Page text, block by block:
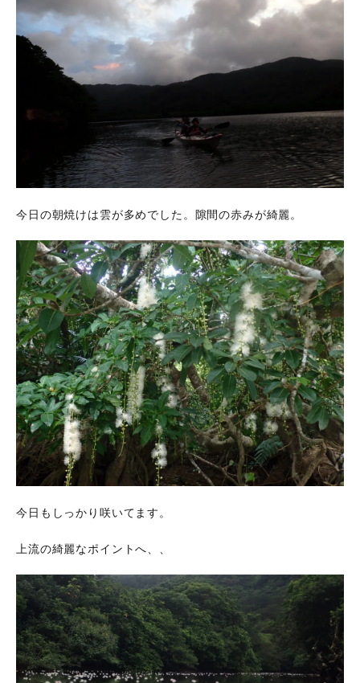
今日の朝焼けは雲が多めでした。隙間の赤みが綺麗。
今日もしっかり咲いてます。
上流の綺麗なポイントへ、、